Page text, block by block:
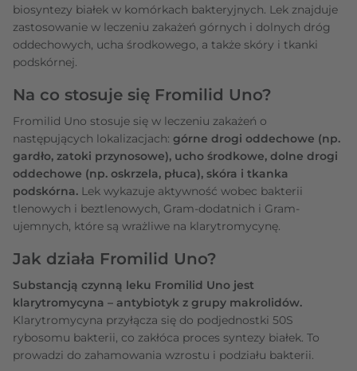
biosyntezy białek w komórkach bakteryjnych. Lek znajduje
zastosowanie w leczeniu zakażeń górnych i dolnych dróg
oddechowych, ucha środkowego, a także skóry i tkanki
podskórnej.
Na co stosuje się Fromilid Uno?
Fromilid Uno stosuje się w leczeniu zakażeń o
następujących lokalizacjach: górne drogi oddechowe (np.
gardło, zatoki przynosowe), ucho środkowe, dolne drogi
oddechowe (np. oskrzela, płuca), skóra i tkanka
podskórna. Lek wykazuje aktywność wobec bakterii
tlenowych i beztlenowych, Gram-dodatnich i Gram-
ujemnych, które są wrażliwe na klarytromycynę.
Jak działa Fromilid Uno?
Substancją czynną leku Fromilid Uno jest
klarytromycyna – antybiotyk z grupy makrolidów.
Klarytromycyna przyłącza się do podjednostki 50S
rybosomu bakterii, co zakłóca proces syntezy białek. To
prowadzi do zahamowania wzrostu i podziału bakterii.